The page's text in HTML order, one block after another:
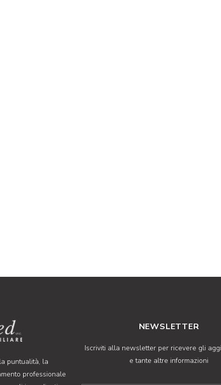
puntualità, la
professionale
NEWSLETTER
Iscriviti alla newsletter per ricevere gli
e tante altre informazioni